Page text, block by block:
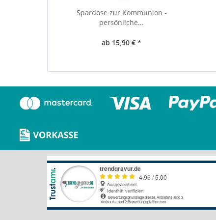
Spardose zur Kommunion -
persönliche...
ab 15,90 € *